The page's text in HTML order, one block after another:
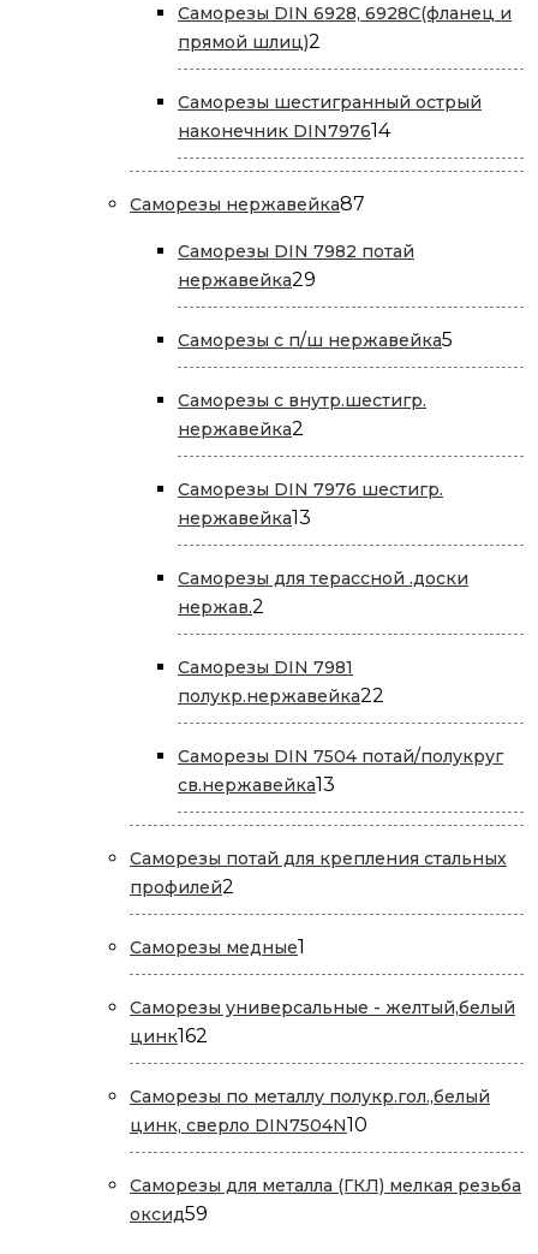
Саморезы DIN 6928, 6928С(фланец и
прямой шлиц)2
товара
Саморезы шестигранный острый
наконечник DIN79761414
товаров
Саморезы нержавейка87
Саморезы DIN 7982 потай
нержавейка29
товаров
Саморезы с п/ш нержавейка5
товаров
Саморезы с внутр.шестигр.
нержавейка2
товара
Саморезы DIN 7976 шестигр.
нержавейка13
товаров
Саморезы для терассной .доски
нержав.2
товара
Саморезы DIN 7981
полукр.нержавейка22
товара
Саморезы DIN 7504 потай/полукруг
св.нержавейка13
товаров
Саморезы потай для крепления стальных
профилей2
товара
Саморезы медные1
товар
Саморезы универсальные - желтый,белый
цинк162
товара
Саморезы по металлу полукр.гол.,белый
цинк, сверло DIN7504N10
товаров
Саморезы для металла (ГКЛ) мелкая резьба
оксид59